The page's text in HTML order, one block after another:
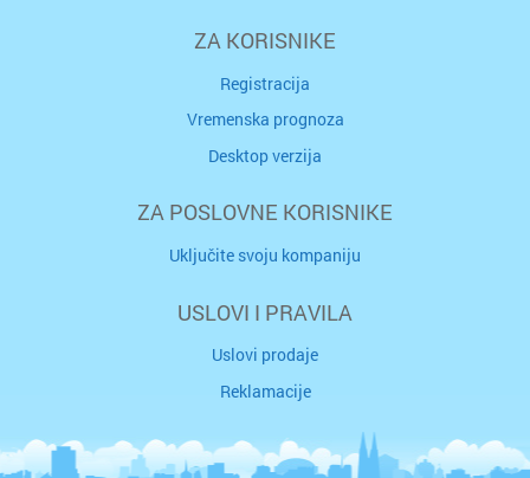
ZA KORISNIKE
Registracija
Vremenska prognoza
Desktop verzija
ZA POSLOVNE KORISNIKE
Uključite svoju kompaniju
USLOVI I PRAVILA
Uslovi prodaje
Reklamacije